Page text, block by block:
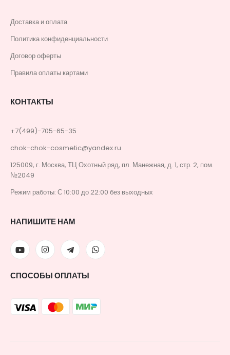
Доставка и оплата
Политика конфиденциальности
Договор оферты
Правила оплаты картами
КОНТАКТЫ
+7(499)-705-65-35
chok-chok-cosmetic@yandex.ru
125009, г. Москва, ТЦ Охотный ряд, пл. Манежная, д. 1, стр. 2, пом.
№2049
Режим работы: С 10:00 до 22:00 без выходных
НАПИШИТЕ НАМ
СПОСОБЫ ОПЛАТЫ